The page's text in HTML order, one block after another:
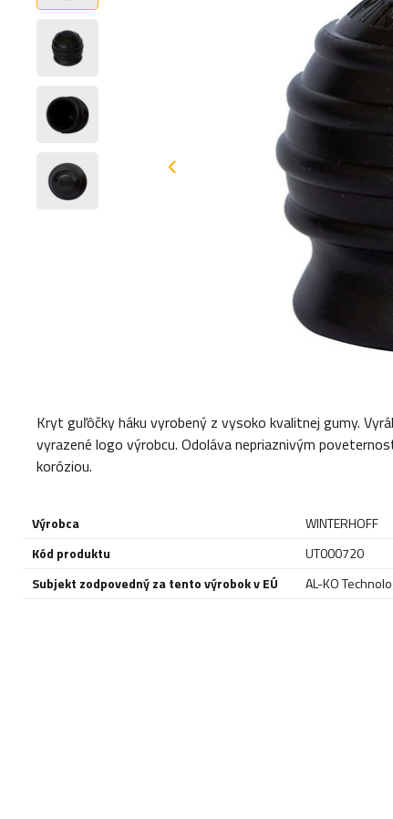
Kryt guľôčky háku vyrobený z vysoko kvalitnej gumy.
vyrazené logo výrobcu. Odoláva nepriaznivým
koróziou.
Výrobca
WINTERHOFF
Kód produktu
UT000720
Subjekt zodpovedný za tento výrobok v EÚ
AL-KO